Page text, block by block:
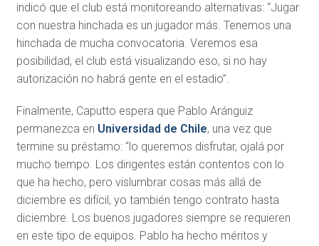
indicó que el club está monitoreando alternativas: “Jugar
con nuestra hinchada es un jugador más. Tenemos una
hinchada de mucha convocatoria. Veremos esa
posibilidad, el club está visualizando eso, si no hay
autorización no habrá gente en el estadio”.
Finalmente, Caputto espera que Pablo Aránguiz
permanezca en Universidad de Chile, una vez que
termine su préstamo: “lo queremos disfrutar, ojalá por
mucho tiempo. Los dirigentes están contentos con lo
que ha hecho, pero vislumbrar cosas más allá de
diciembre es difícil, yo también tengo contrato hasta
diciembre. Los buenos jugadores siempre se requieren
en este tipo de equipos. Pablo ha hecho méritos y